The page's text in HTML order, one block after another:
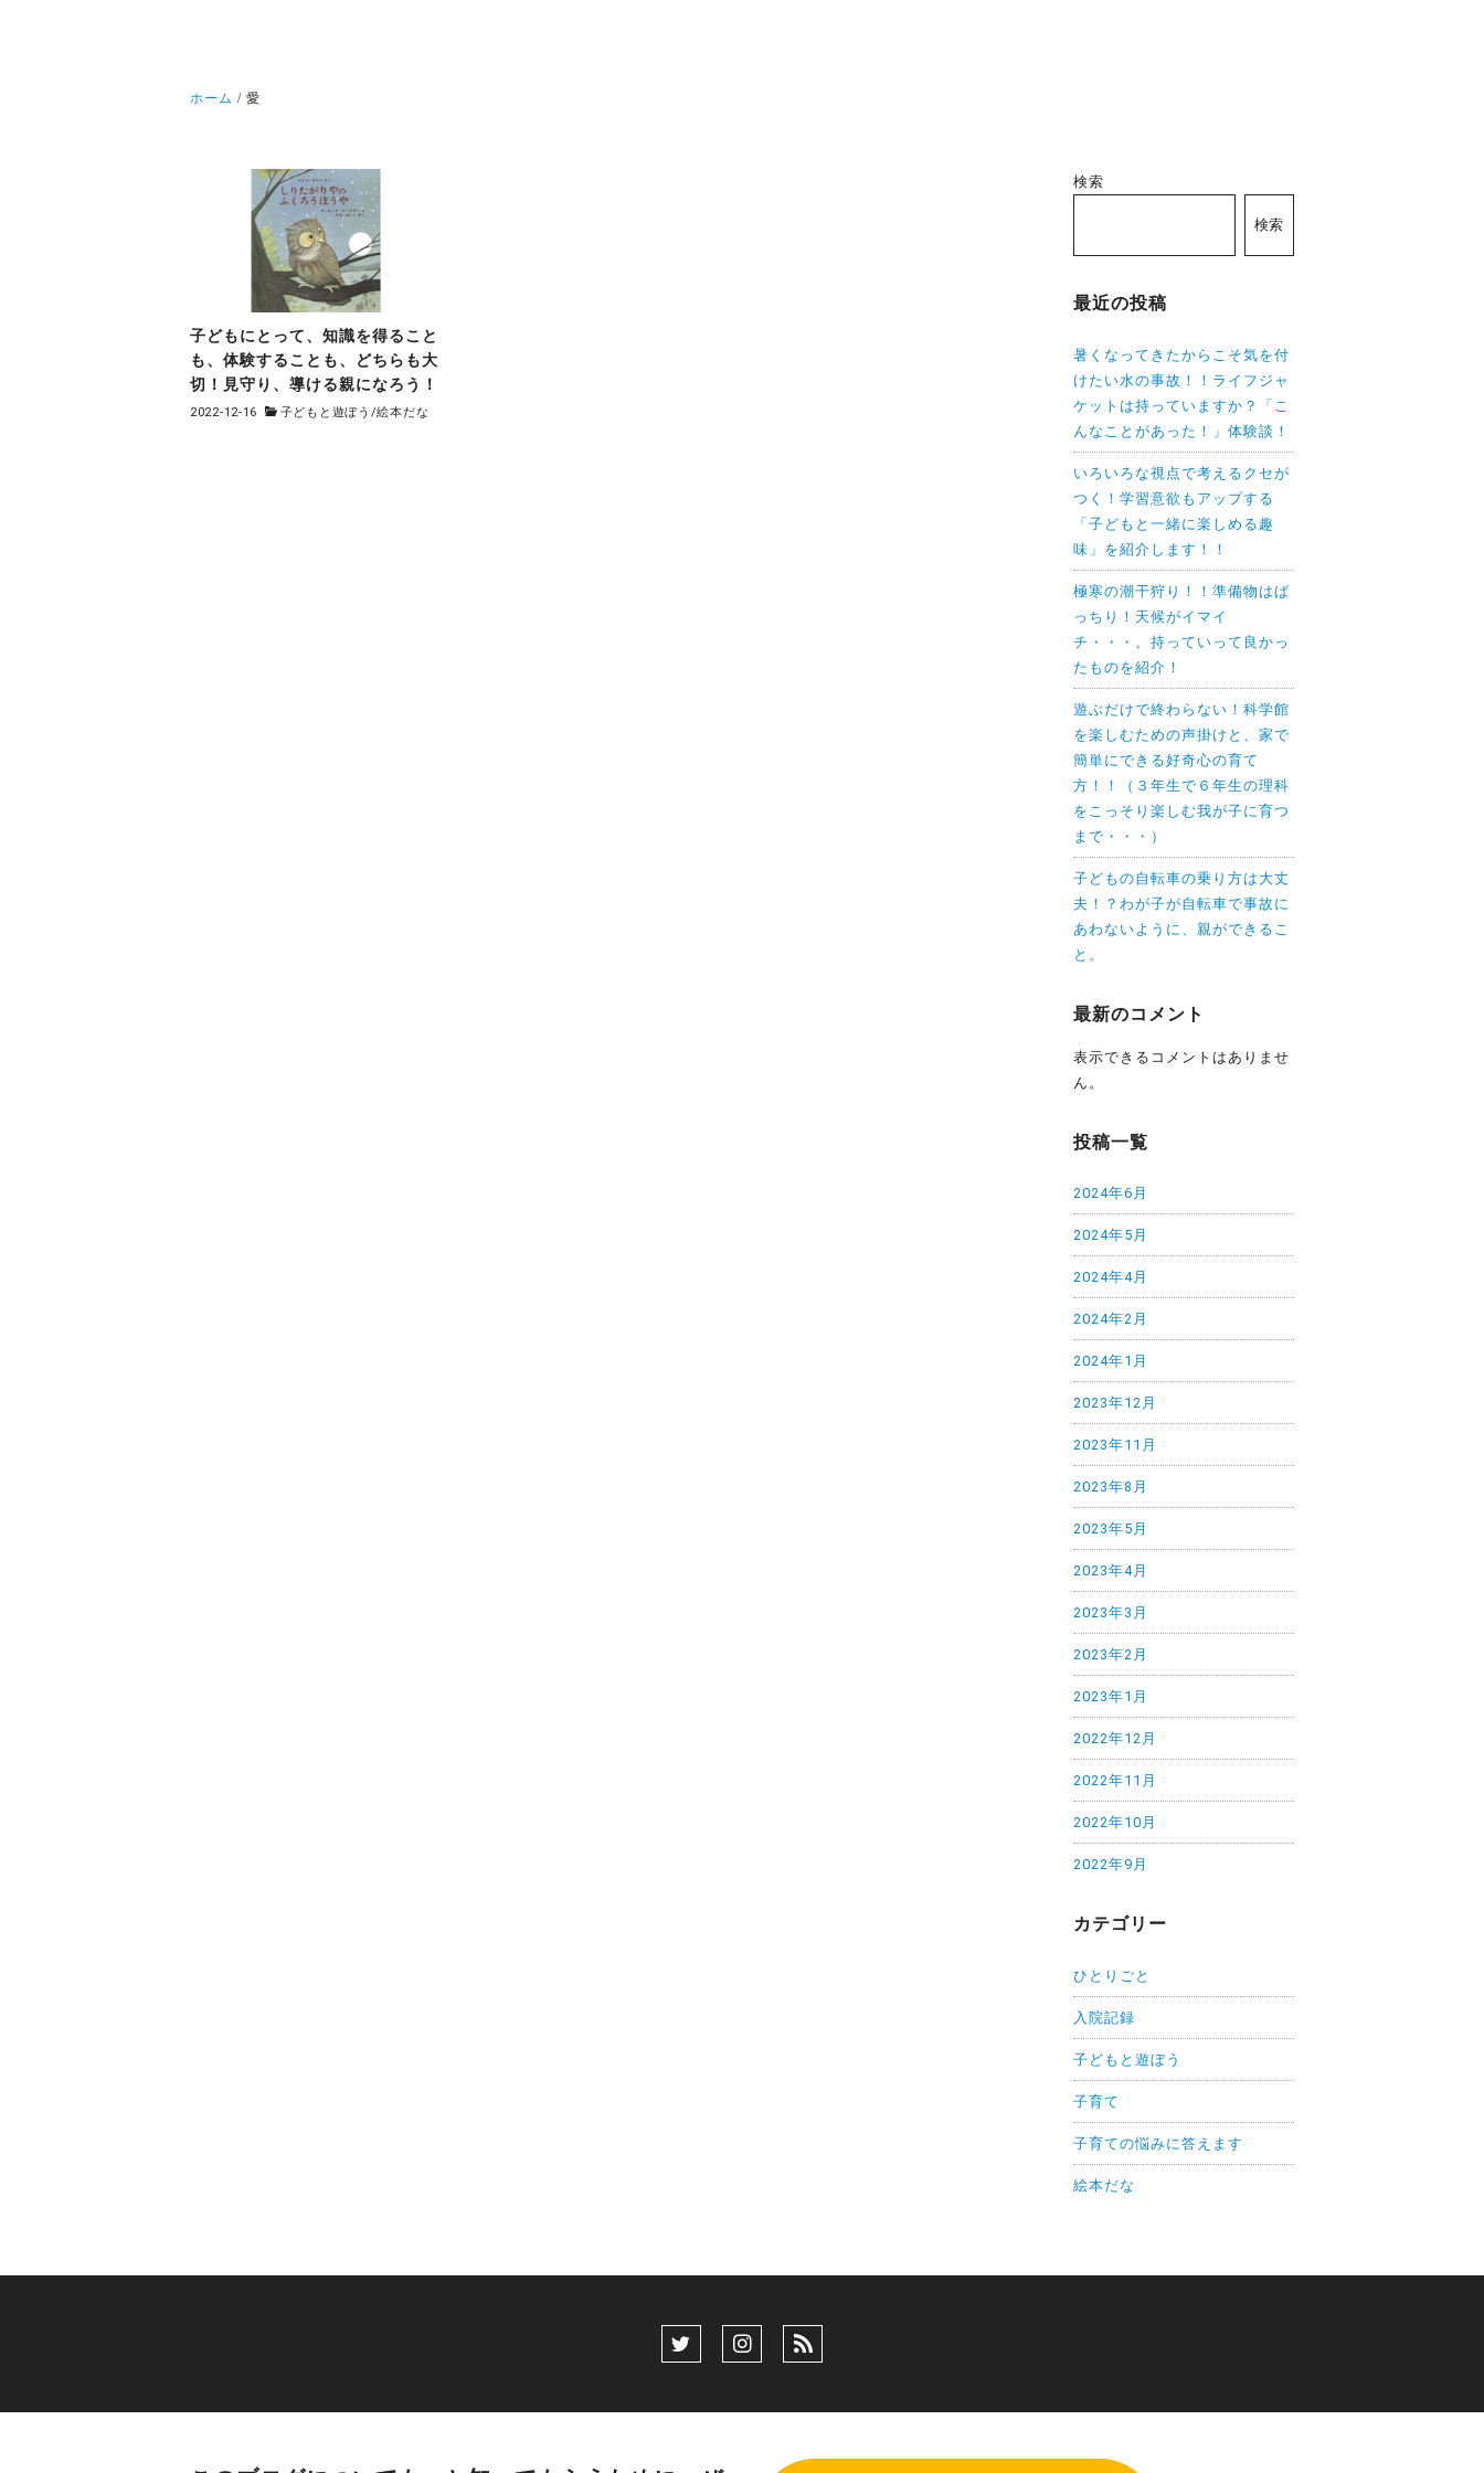
ホーム 愛
子どもにとって、知識を得ること
も、体験することも、どちらも大
切！見守り、導ける親になろう！
2022-12-16 子どもと遊ぼう /絵本だな
検索
検索
最近の投稿
暑くなってきたからこそ気を付
けたい水の事故！！ライフジャ
ケットは持っていますか？「こ
んなことがあった！」体験談！
いろいろな視点で考えるクセが
つく！学習意欲もアップする
「子どもと一緒に楽しめる趣
味」を紹介します！！
極寒の潮干狩り！！準備物はば
っちり！天候がイマイ
チ・・・。持っていって良かっ
たものを紹介！
遊ぶだけで終わらない！科学館
を楽しむための声掛けと、家で
簡単にできる好奇心の育て
方！！（３年生で６年生の理科
をこっそり楽しむ我が子に育つ
まで・・・）
子どもの自転車の乗り方は大丈
夫！？わが子が自転車で事故に
あわないように、親ができるこ
と。
最新のコメント
表示できるコメントはありませ
ん。
投稿一覧
2024年6月
2024年5月
2024年4月
2024年2月
2024年1月
2023年12月
2023年11月
2023年8月
2023年5月
2023年4月
2023年3月
2023年2月
2023年1月
2022年12月
2022年11月
2022年10月
2022年9月
カテゴリー
ひとりごと
入院記録
子どもと遊ぼう
子育て
子育ての悩みに答えます
絵本だな